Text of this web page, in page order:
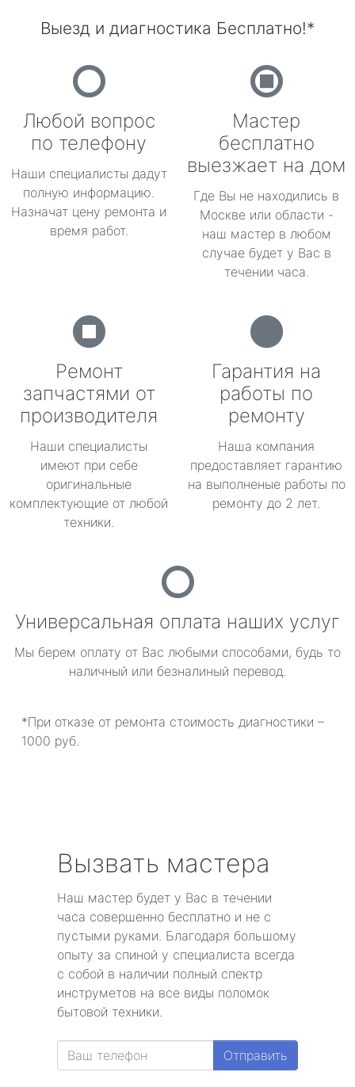
Выезд и диагностика Бесплатно!*
Любой вопрос
по телефону
Наши специалисты дадут
полную информацию.
Назначат цену ремонта и
время работ.
Мастер
бесплатно
выезжает на дом
Где Вы не находились в
Москве или области -
наш мастер в любом
случае будет у Вас в
течении часа.
Ремонт
запчастями от
производителя
Наши специалисты
имеют при себе
оригинальные
комплектующие от любой
техники.
Гарантия на
работы по
ремонту
Наша компания
предоставляет гарантию
на выполненые работы по
ремонту до 2 лет.
Универсальная оплата наших услуг
Мы берем оплату от Вас любыми способами, будь то
наличный или безналиный перевод.
*При отказе от ремонта стоимость диагностики –
1000 руб.
Вызвать мастера
Наш мастер будет у Вас в течении
часа совершенно бесплатно и не с
пустыми руками. Благодаря большому
опыту за спиной у специалиста всегда
с собой в наличии полный спектр
инструметов на все виды поломок
бытовой техники.
Отправить